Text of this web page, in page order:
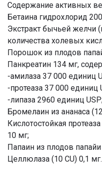
Содержание активных
Бетаина гидрохлорид
Экстракт бычьей желчи
количества холевых
Порошок из плодов
Панкреатин 134 мг,
-амилаза 37 000 единиц
-протеаза 37 000 единиц
-липаза 2960 единиц
Бромелаин из ананаса
Кислотостойкая
10 мг;
Папаин из плодов
Целлюлаза (10 CU) 0,1 мг.